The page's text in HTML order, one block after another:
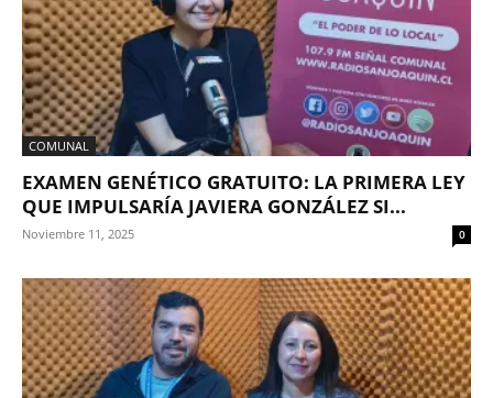
COMUNAL
EXAMEN GENÉTICO GRATUITO: LA PRIMERA LEY
QUE IMPULSARÍA JAVIERA GONZÁLEZ SI...
Noviembre 11, 2025 0